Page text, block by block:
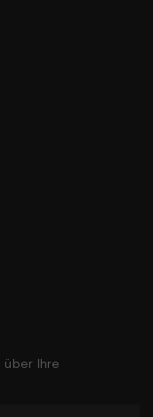
über Ihre